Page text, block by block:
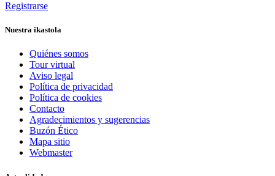
Registrarse
Nuestra ikastola
Quiénes somos
Tour virtual
Aviso legal
Política de privacidad
Política de cookies
Contacto
Agradecimientos y sugerencias
Buzón Ético
Mapa sitio
Webmaster